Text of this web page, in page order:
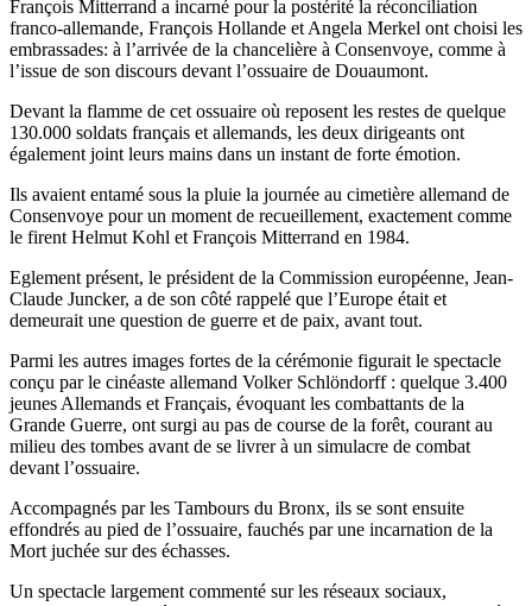
François Mitterrand a incarné pour la postérité la réconciliation
franco-allemande, François Hollande et Angela Merkel ont choisi les
embrassades: à l’arrivée de la chancelière à Consenvoye, comme à
l’issue de son discours devant l’ossuaire de Douaumont.
Devant la flamme de cet ossuaire où reposent les restes de quelque
130.000 soldats français et allemands, les deux dirigeants ont
également joint leurs mains dans un instant de forte émotion.
Ils avaient entamé sous la pluie la journée au cimetière allemand de
Consenvoye pour un moment de recueillement, exactement comme
le firent Helmut Kohl et François Mitterrand en 1984.
Eglement présent, le président de la Commission européenne, Jean-
Claude Juncker, a de son côté rappelé que l’Europe était et
demeurait une question de guerre et de paix, avant tout.
Parmi les autres images fortes de la cérémonie figurait le spectacle
conçu par le cinéaste allemand Volker Schlöndorff : quelque 3.400
jeunes Allemands et Français, évoquant les combattants de la
Grande Guerre, ont surgi au pas de course de la forêt, courant au
milieu des tombes avant de se livrer à un simulacre de combat
devant l’ossuaire.
Accompagnés par les Tambours du Bronx, ils se sont ensuite
effondrés au pied de l’ossuaire, fauchés par une incarnation de la
Mort juchée sur des échasses.
Un spectacle largement commenté sur les réseaux sociaux,